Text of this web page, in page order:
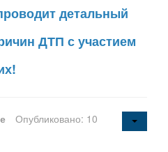
детальный
ДТП с участием
Опубликовано: 10